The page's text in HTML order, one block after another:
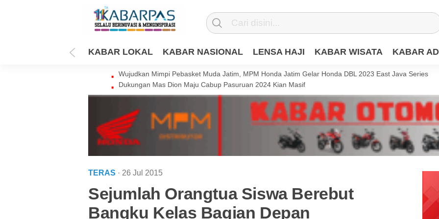
KABAR LOKAL KABAR NASIONAL LENSA HAJI KABAR WISATA KABAR
Wujudkan Mimpi Pebasket Muda Jatim, MPM Honda Jatim Gelar Honda DBL 2023 East Java Series
Dukungan Mas Dion Maju Cabup Pasuruan 2024 Kian Masif
TERAS · 26 Jul 2015
Sejumlah Orangtua Siswa Berebut
Bangku Kelas Bagian Depan